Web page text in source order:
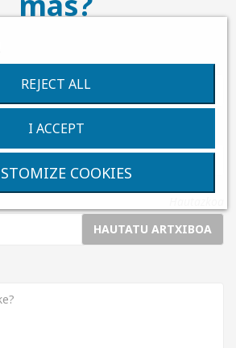
HAUTATU ARTXIBOA
REJECT ALL
I ACCEPT
COOKIES